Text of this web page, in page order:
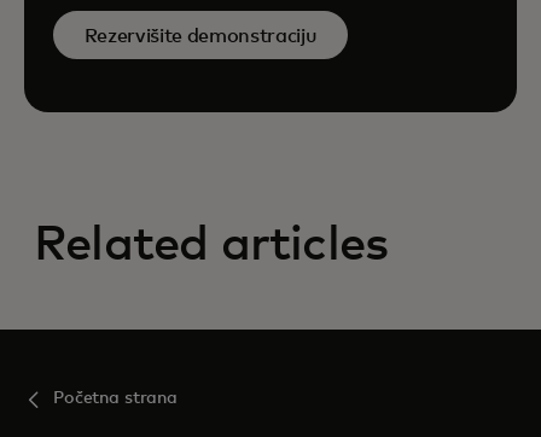
Rezervišite demonstraciju
Related articles
Početna strana